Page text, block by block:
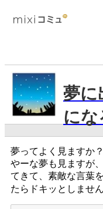
夢に
に
夢ってよく見ますか
やーな夢も見ますが
てきて、素敵な言葉
たらドキッとしませ